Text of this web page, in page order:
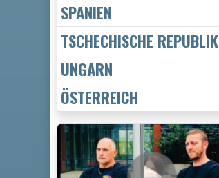
SPANIEN
TSCHECHISCHE REPUBLIK
UNGARN
ÖSTERREICH